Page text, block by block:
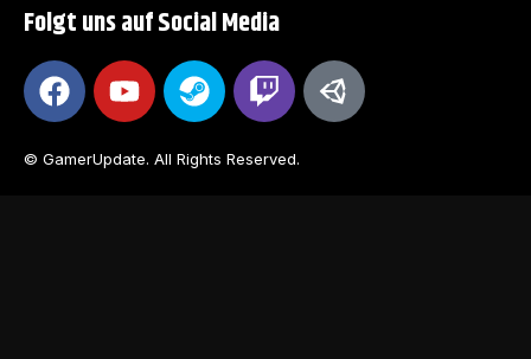
Folgt uns auf Social Media
© GamerUpdate. All Rights Reserved.